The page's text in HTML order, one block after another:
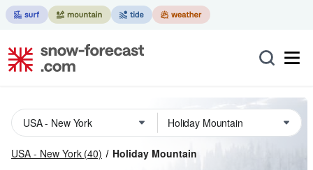
USA - New York (40) Holiday Mountain